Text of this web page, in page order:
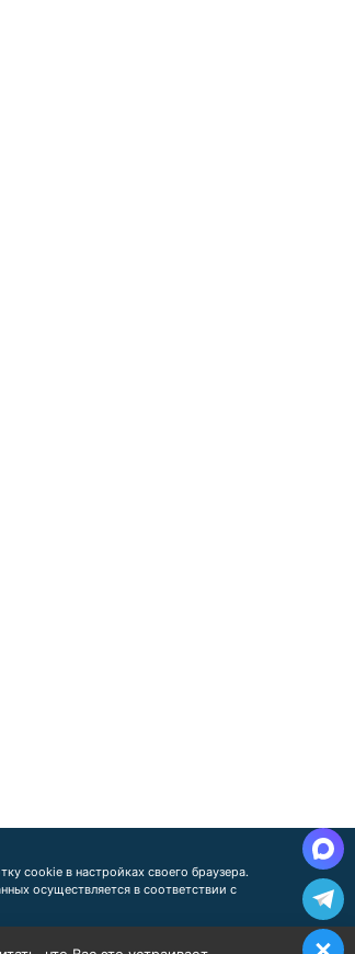
cookie в настройках своего браузера.
осуществляется в соответствии с